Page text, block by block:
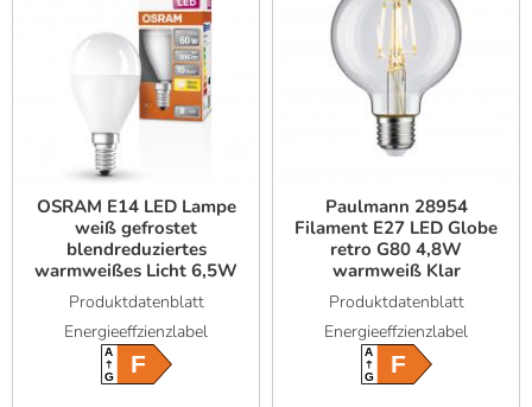
OSRAM E14 LED Lampe
weiß gefrostet
blendreduziertes
warmweißes Licht 6,5W
wie 60W
Produktdatenblatt
Energieeffzienzlabel
A
GF
Paulmann 28954
Filament E27 LED Globe
retro G80 4,8W
warmweiß Klar
Produktdatenblatt
Energieeffzienzlabel
A
GF